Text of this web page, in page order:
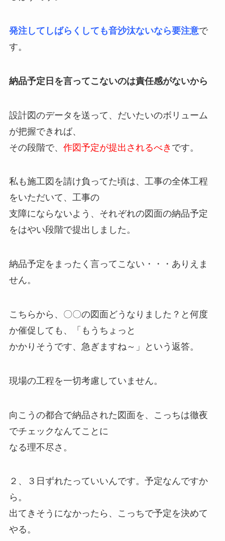
発注してしばらくしても音沙汰ないなら要注意で
す。
納品予定日を言ってこないのは責任感がないから
設計図のデータを送って、だいたいのボリューム
が把握できれば、
その段階で、 作図予定が提出されるべき です。
私も施工図を請け負ってた頃は、工事の全体工程
をいただいて、工事の
支障にならないよう、それぞれの図面の納品予定
をはやい段階で提出しました。
納品予定をまったく言ってこない・・・ありえま
せん。
こちらから、〇〇の図面どうなりました？と何度
か催促しても、「もうちょっと
かかりそうです、急ぎますね～」という返答。
現場の工程を一切考慮していません。
向こうの都合で納品された図面を、こっちは徹夜
でチェックなんてことに
なる理不尽さ。
２、３日ずれたっていいんです。予定なんですか
ら。
出てきそうになかったら、こっちで予定を決めて
やる。